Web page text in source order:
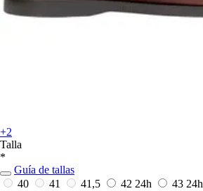
+2
Talla
*
Guía de tallas
40
41 41,5 42 24h 43 24h